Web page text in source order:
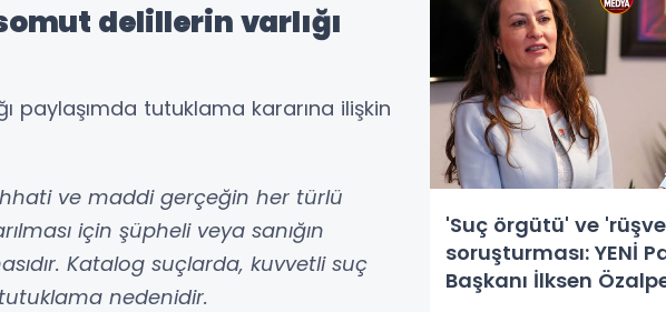
delillerin varlığı
paylaşımda tutuklama kararına ilişkin
ve maddi gerçeğin her türlü
için şüpheli veya sanığın
Katalog suçlarda, kuvvetli suç
nedenidir.
'Suç örgütü' ve
soruşturması: YENİ
Başkanı İlksen